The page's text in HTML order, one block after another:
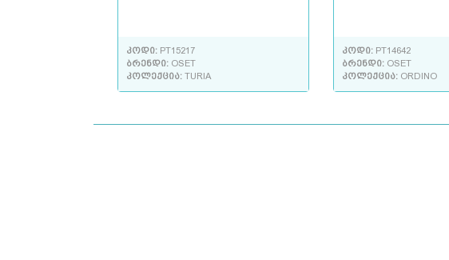
კოდი: PT15217
ბრენდი: OSET
კოლექცია: TURIA
კოდი: PT14642
ბრენდი: OSET
კოლექცია: ORDINO